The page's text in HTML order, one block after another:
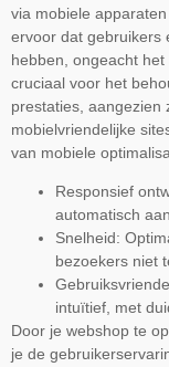
via mobiele
ervoor dat gebruikers
hebben, ongeacht
cruciaal voor het
prestaties, aangezien
mobielvriendelijke
van mobiele
Responsief
automatisch
Snelheid:
bezoekers niet
intuïtief, met
Door je webshop te
je de